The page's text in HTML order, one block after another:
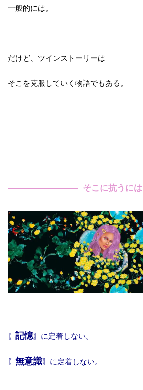
一般的には。
だけど、ツインストーリーは
そこを克服していく物語でもある。
そこに抗うには
〖 記憶〗に定着しない。
〖 無意識〗に定着しない。